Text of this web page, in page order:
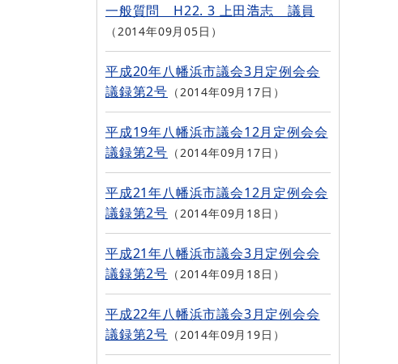
一般質問 H22. 3 上田浩志 議員
2014年09月05日
平成20年八幡浜市議会3月定例会会
議録第2号
2014年09月17日
平成19年八幡浜市議会12月定例会会
議録第2号
2014年09月17日
平成21年八幡浜市議会12月定例会会
議録第2号
2014年09月18日
平成21年八幡浜市議会3月定例会会
議録第2号
2014年09月18日
平成22年八幡浜市議会3月定例会会
議録第2号
2014年09月19日